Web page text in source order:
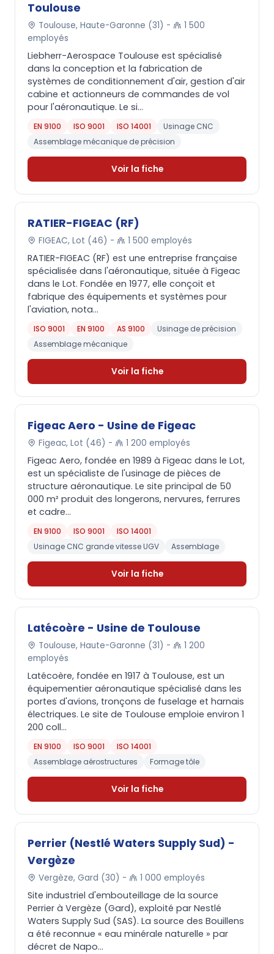
Toulouse
Toulouse, Haute-Garonne (31) -
1 500
employés
Liebherr-Aerospace Toulouse est spécialisé
dans la conception et la fabrication de
systèmes de conditionnement d'air, gestion d'air
cabine et actionneurs de commandes de vol
pour l'aéronautique. Le si...
EN 9100 ISO 9001 ISO 14001
Usinage CNC
Assemblage mécanique de précision
Voir la fiche
RATIER-FIGEAC (RF)
FIGEAC, Lot (46) - 1 500 employés
RATIER-FIGEAC (RF) est une entreprise française
spécialisée dans l'aéronautique, située à Figeac
dans le Lot. Fondée en 1977, elle conçoit et
fabrique des équipements et systèmes pour
l'aviation, nota...
ISO 9001 EN 9100 AS 9100
Usinage de précision
Assemblage mécanique
Voir la fiche
Figeac Aero - Usine de Figeac
Figeac, Lot (46) - 1 200 employés
Figeac Aero, fondée en 1989 à Figeac dans le Lot,
est un spécialiste de l'usinage de pièces de
structure aéronautique. Le site principal de 50
000 m² produit des longerons, nervures, ferrures
et cadre...
EN 9100 ISO 9001
ISO 14001
Usinage CNC grande vitesse UGV
Assemblage
Voir la fiche
Latécoère - Usine de Toulouse
Toulouse, Haute-Garonne (31) -
1 200
employés
Latécoère, fondée en 1917 à Toulouse, est un
équipementier aéronautique spécialisé dans les
portes d'avions, tronçons de fuselage et harnais
électriques. Le site de Toulouse emploie environ 1
200 coll...
EN 9100 ISO 9001
ISO 14001
Assemblage aérostructures
Formage tôle
Voir la fiche
Perrier (Nestlé Waters Supply Sud) -
Vergèze
Vergèze, Gard (30) - 1 000 employés
Site industriel d'embouteillage de la source
Perrier à Vergèze (Gard), exploité par Nestlé
Waters Supply Sud (SAS). La source des Bouillens
a été reconnue « eau minérale naturelle » par
décret de Napo...